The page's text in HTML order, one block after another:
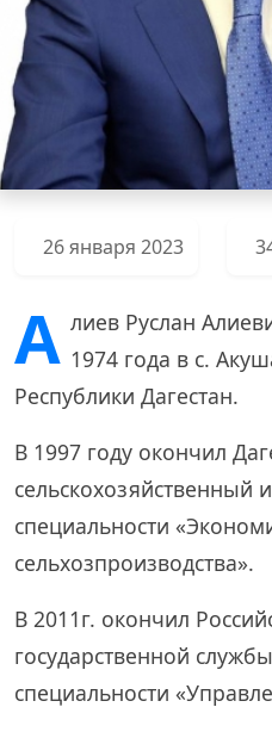
26 января 2023
А лиев Руслан
1974 года в с.
Республики Дагестан.
В 1997 году окончил
сельскохозяйственный
специальности
сельхозпроизводства».
В 2011г. окончил
государственной
специальности